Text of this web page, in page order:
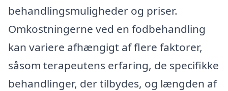
behandlingsmuligheder og priser.
Omkostningerne ved en fodbehandling
kan variere afhængigt af flere faktorer,
såsom terapeutens erfaring, de specifikke
behandlinger, der tilbydes, og længden af